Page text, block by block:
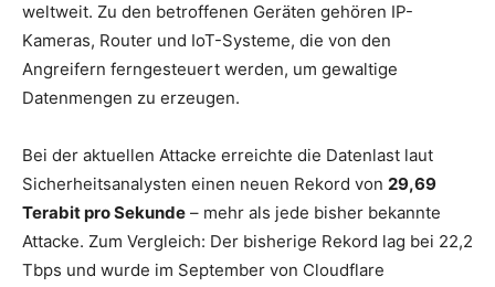
weltweit. Zu den betroffenen Geräten gehören IP-
Kameras, Router und IoT-Systeme, die von den
Angreifern ferngesteuert werden, um gewaltige
Datenmengen zu erzeugen.
Bei der aktuellen Attacke erreichte die Datenlast laut
Sicherheitsanalysten einen neuen Rekord von 29,69
Terabit pro Sekunde – mehr als jede bisher bekannte
Attacke. Zum Vergleich: Der bisherige Rekord lag bei 22,2
Tbps und wurde im September von Cloudflare